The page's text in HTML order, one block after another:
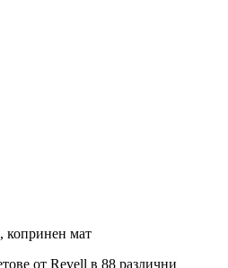
копринен мат
от Revell в 88 различни